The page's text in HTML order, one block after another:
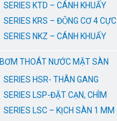
SERIES KTD – CÁNH KHUẤY
SERIES KRS – ĐỘNG CƠ 4 CỰC
SERIES NKZ – CÁNH KHUẤY
BƠM THOÁT NƯỚC MẶT SÀN
SERIES HSR- THÂN GANG
SERIES LSP-ĐẶT CẠN, CHÌM
SERIES LSC – KỊCH SÀN 1 MM